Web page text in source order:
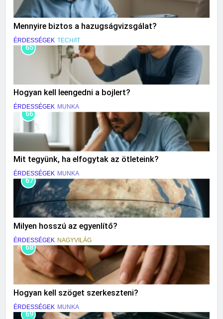
Mennyire biztos a hazugságvizsgálat?
ÉRDESSÉGEK TECH/IT
65
Hogyan kell leengedni a bojlert?
ÉRDESSÉGEK MUNKA
66
Mit tegyünk, ha elfogytak az ötleteink?
ÉRDESSÉGEK MUNKA
67
Milyen hosszú az egyenlítő?
ÉRDESSÉGEK NAGYVILÁG
68
Hogyan kell szöget szerkeszteni?
ÉRDESSÉGEK MUNKA
69